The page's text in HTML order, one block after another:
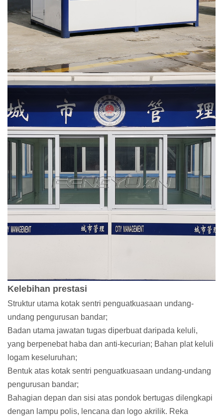
Kelebihan prestasi
Struktur utama kotak sentri penguatkuasaan undang-
undang pengurusan bandar;
Badan utama jawatan tugas diperbuat daripada keluli,
yang berpenebat haba dan anti-kecurian; Bahan plat keluli
logam keseluruhan;
Bentuk atas kotak sentri penguatkuasaan undang-undang
pengurusan bandar;
Bahagian depan dan sisi atas pondok bertugas dilengkapi
dengan lampu polis, lencana dan logo akrilik. Reka